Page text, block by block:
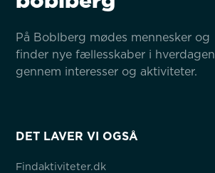
På Boblberg mødes mennesker og
finder nye fællesskaber i hverdagen
gennem interesser og aktiviteter.
DET LAVER VI OGSÅ
Findaktiviteter.dk